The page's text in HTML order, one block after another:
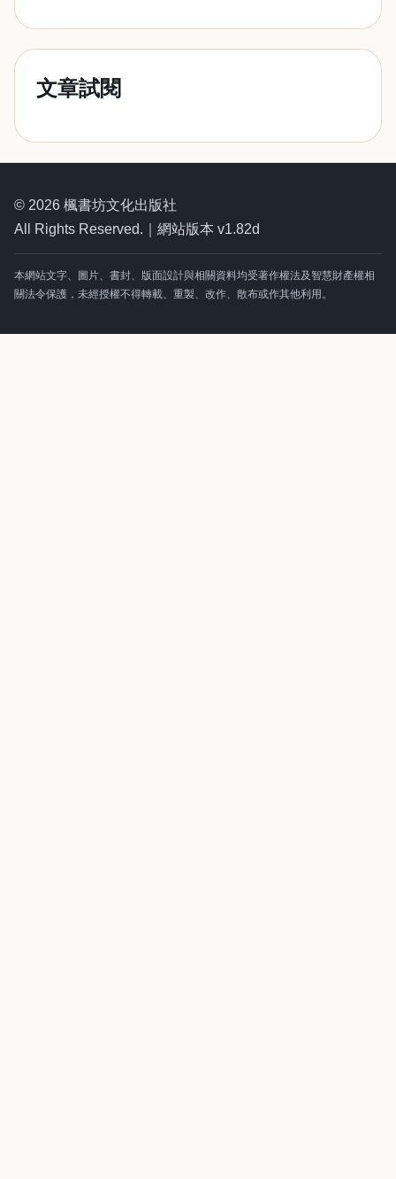
文章試閱
© 2026 楓書坊文化出版社
All Rights Reserved.｜網站版本 v1.82d
本網站文字、圖片、書封、版面設計與相關資料均受著作權法及智慧財產權相
關法令保護，未經授權不得轉載、重製、改作、散布或作其他利用。